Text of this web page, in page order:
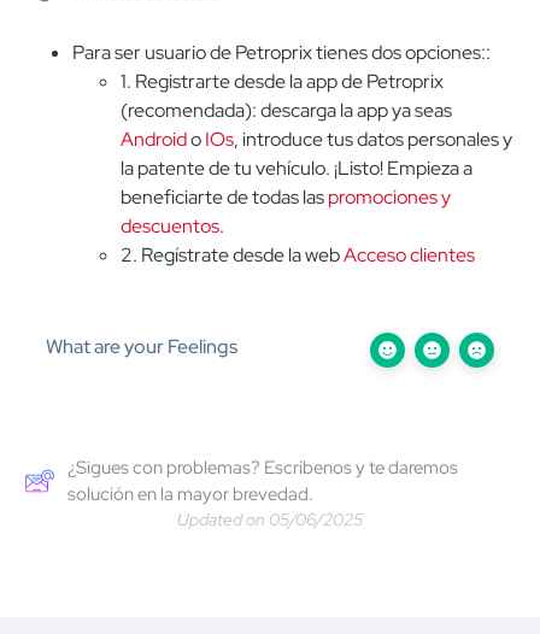
Para ser usuario de Petroprix tienes dos opciones::
1. Registrarte desde la app de Petroprix
(recomendada): descarga la app ya seas
AndroidoIOs, introduce tus datos personales y
la patente de tu vehículo. ¡Listo! Empieza a
beneficiarte de todas laspromociones y
descuentos.
2. Regístrate desde la webAcceso clientes
What are your Feelings
¿Sigues con problemas? Escríbenos y te daremos
solución en la mayor brevedad.
Updated on 05/06/2025